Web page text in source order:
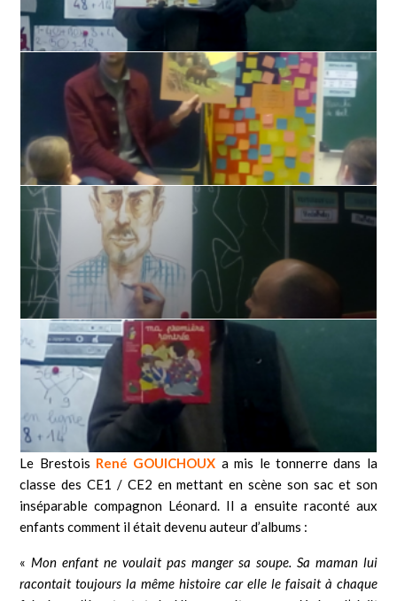
Le Brestois René GOUICHOUX a mis le tonnerre dans la
classe des CE1 / CE2 en mettant en scène son sac et son
inséparable compagnon Léonard. Il a ensuite raconté aux
enfants comment il était devenu auteur d’albums :
« Mon enfant ne voulait pas manger sa soupe. Sa maman lui
racontait toujours la même histoire car elle le faisait à chaque